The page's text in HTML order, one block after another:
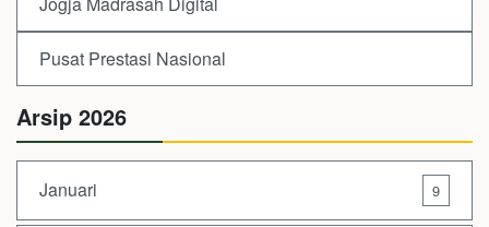
Pusat Prestasi Nasional
Arsip 2026
Januari 9